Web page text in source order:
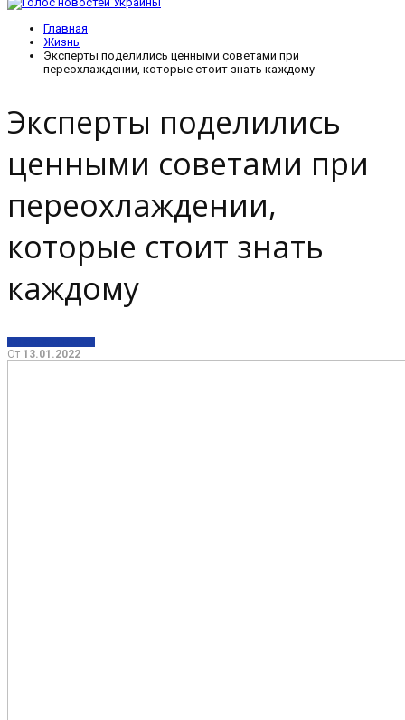
Главная
Жизнь
Эксперты поделились ценными советами при
переохлаждении, которые стоит знать каждому
Эксперты поделились
ценными советами при
переохлаждении,
которые стоит знать
каждому
От 13.01.2022